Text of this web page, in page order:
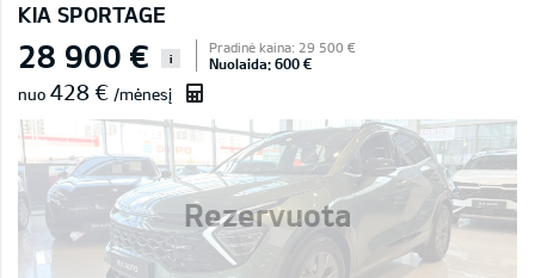
KIA SPORTAGE
Rezervuota
28 900 € i
Pradinė kaina: 29 500 €
Nuolaida: 600 €
nuo 428 € /mėnesį